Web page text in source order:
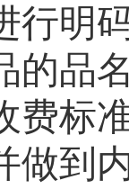
行明
的品
费标
做到